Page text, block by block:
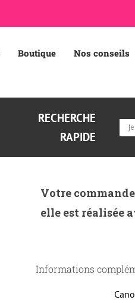
Boutique Nos conseils
RECHERCHE
RAPIDE
Votre
elle est réalisée
Informations